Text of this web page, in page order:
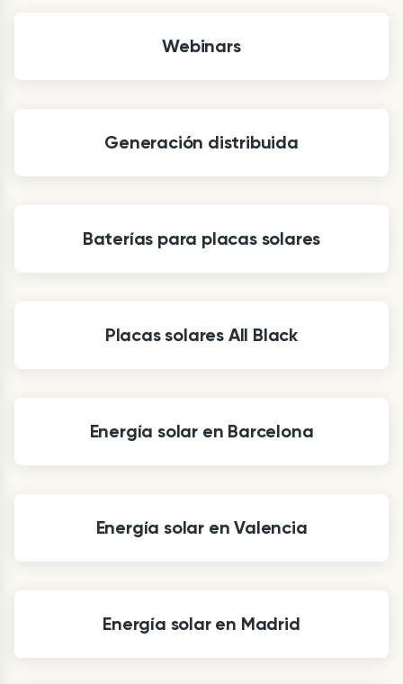
Webinars
Generación distribuida
Baterías para placas solares
Placas solares All Black
Energía solar en Barcelona
Energía solar en Valencia
Energía solar en Madrid